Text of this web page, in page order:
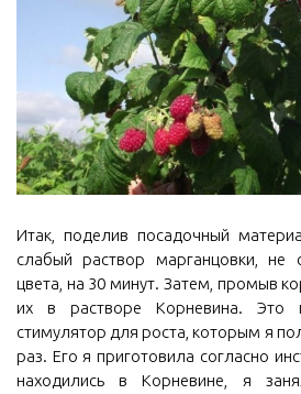
Итак, поделив посадочный
слабый раствор марганцовки, не
цвета, на 30 минут. Затем, промыв
их в растворе Корневина. Это
стимулятор для роста, которым я
раз. Его я приготовила согласно
находились в Корневине, я